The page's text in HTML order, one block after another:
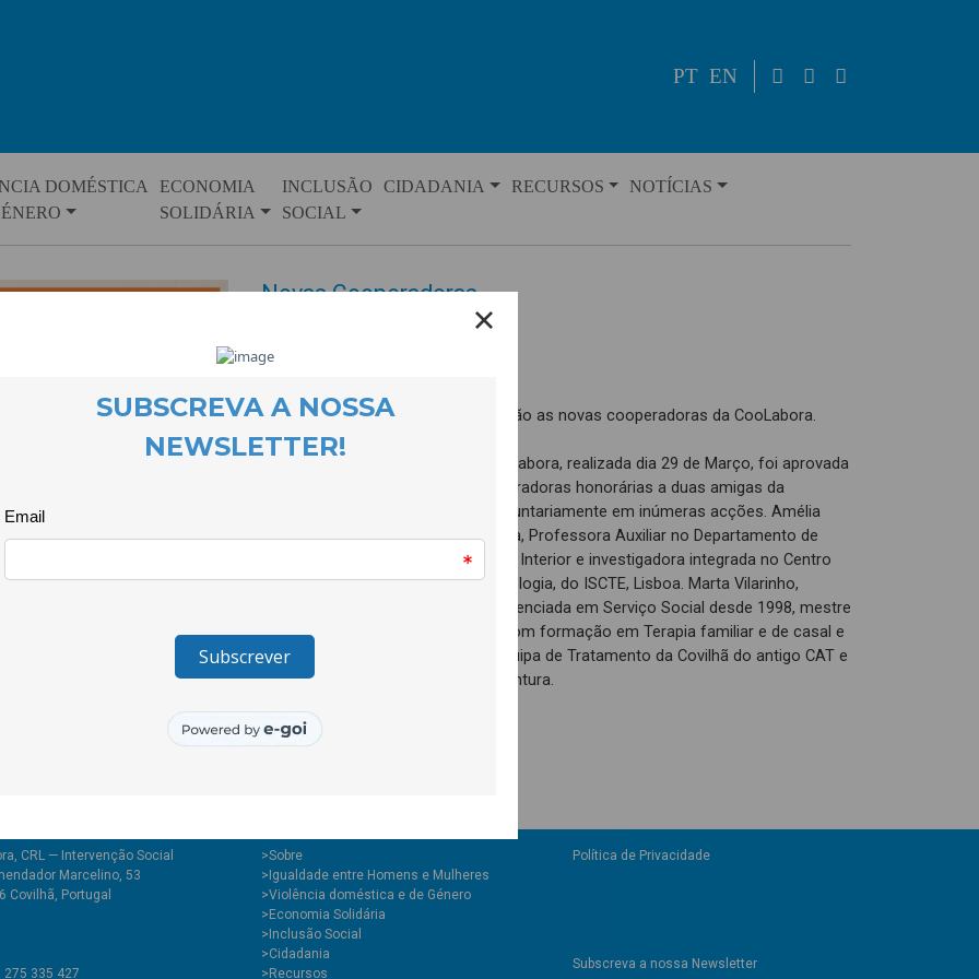
PT EN
DOMÉSTICA
ECONOMIA
SOLIDÁRIA
INCLUSÃO
SOCIAL
CIDADANIA RECURSOS NOTÍCIAS
Novas Cooperadoras
15 April 2021
Amélia Augusto e Marta Vilarinho são as novas cooperadoras da CooLabora.
Na última assembleia geral da CooLabora, realizada dia 29 de Março, foi aprovada
a concessão do estatuto de cooperadoras honorárias a duas amigas da
CooLabora que têm participado voluntariamente em inúmeras acções. Amélia
Augusto é doutorada em Sociologia, Professora Auxiliar no Departamento de
Sociologia da Universidade da Beira Interior e investigadora integrada no Centro
de Investigação e Estudos de Sociologia, do ISCTE, Lisboa. Marta Vilarinho,
natural da Gafanha da Nazaré, é Licenciada em Serviço Social desde 1998, mestre
em famílias e sistemas sociais e com formação em Terapia familiar e de casal e
sociodrama. Exerce funções na Equipa de Tratamento da Covilhã do antigo CAT e
desde 2008 dedica-se também à pintura.
CRL — Intervenção Social
Marcelino, 53
Covilhã, Portugal
335 427
>Sobre
>Igualdade entre Homens e Mulheres
>Violência doméstica e de Género
>Economia Solidária
>Inclusão Social
>Cidadania
>Recursos
Política de Privacidade
Subscreva a nossa Newsletter